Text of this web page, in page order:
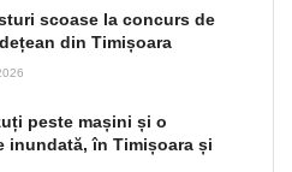
scoase la concurs de
din Timișoara
peste mașini și o
inundată, în Timișoara și